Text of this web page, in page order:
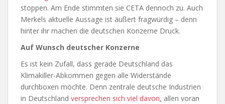
stoppen. Am Ende stimmten sie CETA dennoch zu. Auch
Merkels aktuelle Aussage ist äußert fragwürdig – denn
hinter ihr machen die deutschen Konzerne Druck.
Auf Wunsch deutscher Konzerne
Es ist kein Zufall, dass gerade Deutschland das
Klimakiller-Abkommen gegen alle Widerstände
durchboxen möchte. Denn zentrale deutsche Industrien
in Deutschland versprechen sich viel davon, allen voran